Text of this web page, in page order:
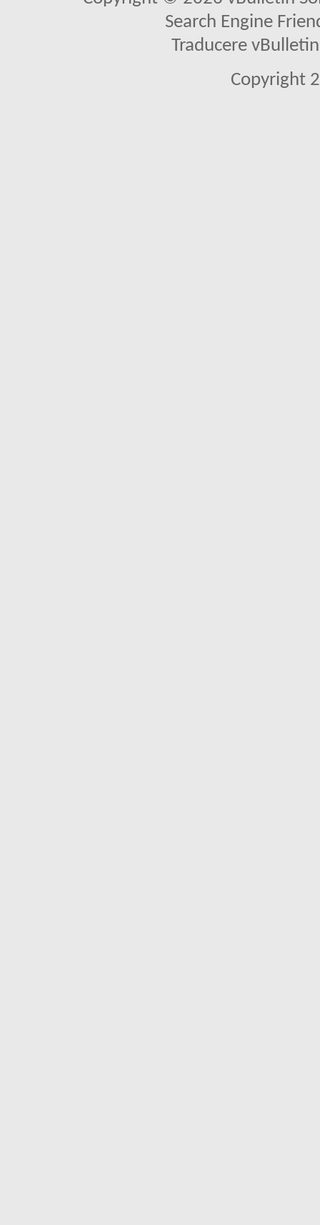
Search Engine
Traducere
Copyright